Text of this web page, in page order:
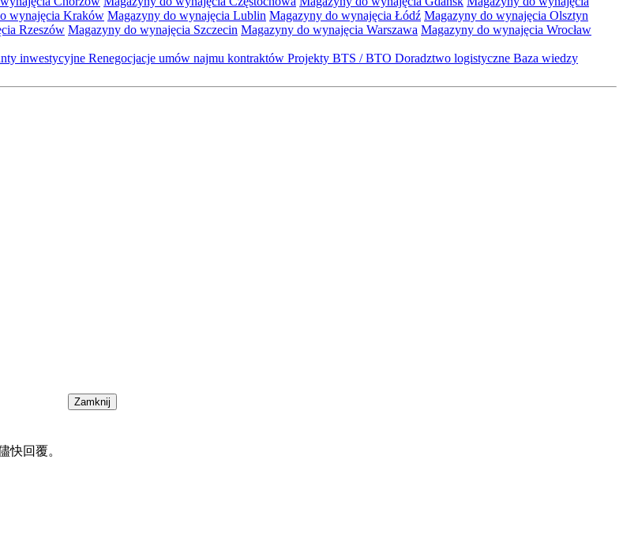
wynajęcia Kraków Magazyny do wynajęcia Lublin Magazyny do wynajęcia Łódź Magazyny do wynajęcia Olsztyn
Rzeszów Magazyny do wynajęcia Szczecin Magazyny do wynajęcia Warszawa Magazyny do wynajęcia Wrocław
inwestycyjne Renegocjacje umów najmu kontraktów Projekty BTS / BTO Doradztwo logistyczne Baza wiedzy
Zamknij
快回覆。